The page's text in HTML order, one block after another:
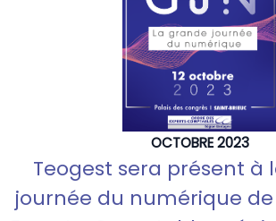
OCTOBRE 2023
Teogest sera présent à
journée du numérique de